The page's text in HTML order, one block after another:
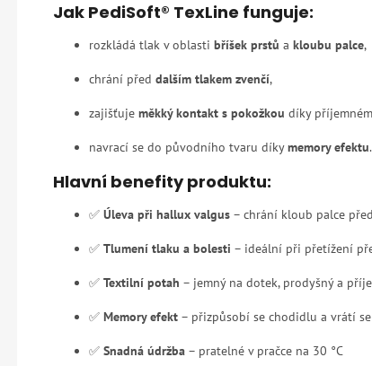
Jak PediSoft® TexLine funguje:
rozkládá tlak v oblasti bříšek prstů a kloubu palce,
chrání před dalším tlakem zvenčí,
zajišťuje měkký kontakt s pokožkou díky
navrací se do původního tvaru díkymemory efektu.
Hlavní benefity produktu:
✅ Úleva při hallux valgus – chrání kloub palce
✅ Tlumení tlaku a bolesti – ideální při přetížení
✅ Textilní potah – jemný na dotek, prodyšný a
✅ Memory efekt – přizpůsobí se chodidlu a vrátí
✅ Snadná údržba – pratelné v pračce na 30 °C